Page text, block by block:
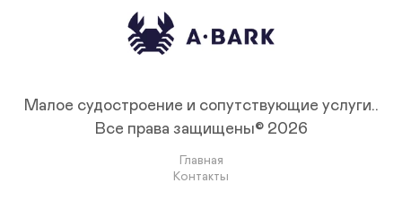
Малое судостроение и сопутствующие услуги..
Все права защищены© 2026
Главная
Контакты